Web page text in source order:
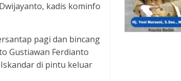
kadis kominfo
pagi dan bincang
Gustiawan Ferdianto
di pintu keluar